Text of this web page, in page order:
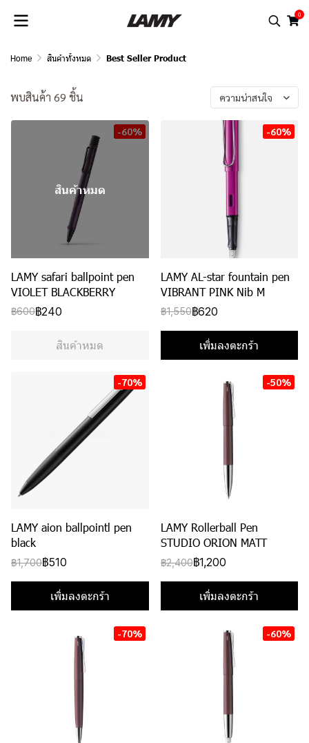
0
Home สินค้าทั้งหมด Best Seller Product
พบสินค้า 69 ชิ้น ความน่าสนใจ
-60%
สินค้าหมด
LAMY safari ballpoint pen
VIOLET BLACKBERRY
฿600฿240
สินค้าหมด
-60%
LAMY AL-star fountain pen
VIBRANT PINK Nib M
฿1,550฿620
เพิ่มลงตะกร้า
-70%
LAMY aion ballpointl pen
black
฿1,700฿510
เพิ่มลงตะกร้า
-50%
LAMY Rollerball Pen
STUDIO ORION MATT
฿2,400฿1,200
เพิ่มลงตะกร้า
-70% -60%